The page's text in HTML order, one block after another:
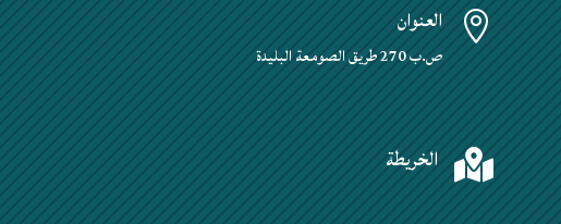
 العنوان
ص.ب 270 طريق الصومعة البليدة
 الخريطة